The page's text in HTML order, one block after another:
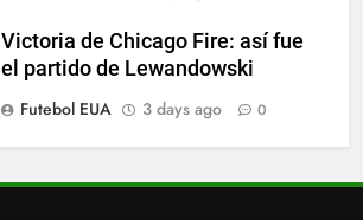
Victoria de Chicago Fire: así fue
el partido de Lewandowski
Futebol EUA
3 days ago 0
Histórico: a MLS baixa as
cortinas para a Copa do Mundo
SPORTS